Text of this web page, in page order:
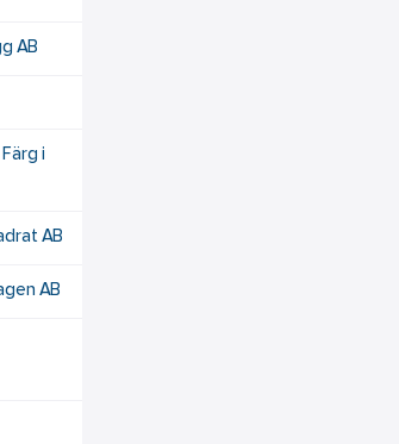
AB
i
AB
AB